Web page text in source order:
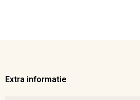
Extra informatie